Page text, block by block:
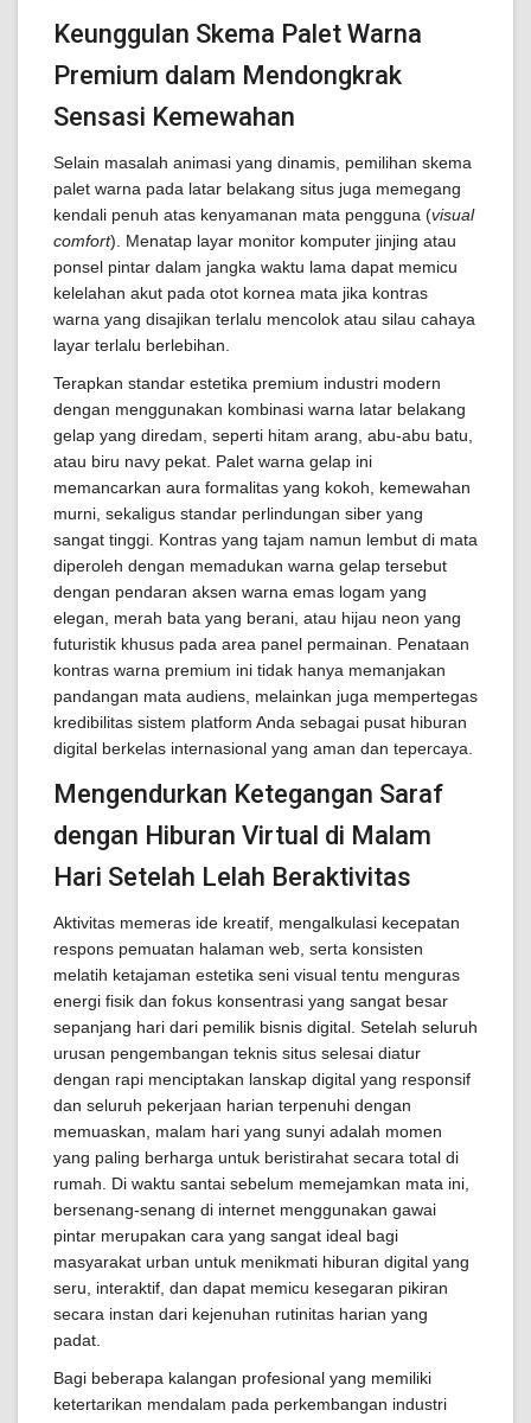
Keunggulan Skema Palet Warna
Premium dalam Mendongkrak
Sensasi Kemewahan
Selain masalah animasi yang dinamis, pemilihan skema
palet warna pada latar belakang situs juga memegang
kendali penuh atas kenyamanan mata pengguna (visual
comfort). Menatap layar monitor komputer jinjing atau
ponsel pintar dalam jangka waktu lama dapat memicu
kelelahan akut pada otot kornea mata jika kontras
warna yang disajikan terlalu mencolok atau silau cahaya
layar terlalu berlebihan.
Terapkan standar estetika premium industri modern
dengan menggunakan kombinasi warna latar belakang
gelap yang diredam, seperti hitam arang, abu-abu batu,
atau biru navy pekat. Palet warna gelap ini
memancarkan aura formalitas yang kokoh, kemewahan
murni, sekaligus standar perlindungan siber yang
sangat tinggi. Kontras yang tajam namun lembut di mata
diperoleh dengan memadukan warna gelap tersebut
dengan pendaran aksen warna emas logam yang
elegan, merah bata yang berani, atau hijau neon yang
futuristik khusus pada area panel permainan. Penataan
kontras warna premium ini tidak hanya memanjakan
pandangan mata audiens, melainkan juga mempertegas
kredibilitas sistem platform Anda sebagai pusat hiburan
digital berkelas internasional yang aman dan tepercaya.
Mengendurkan Ketegangan Saraf
dengan Hiburan Virtual di Malam
Hari Setelah Lelah Beraktivitas
Aktivitas memeras ide kreatif, mengalkulasi kecepatan
respons pemuatan halaman web, serta konsisten
melatih ketajaman estetika seni visual tentu menguras
energi fisik dan fokus konsentrasi yang sangat besar
sepanjang hari dari pemilik bisnis digital. Setelah seluruh
urusan pengembangan teknis situs selesai diatur
dengan rapi menciptakan lanskap digital yang responsif
dan seluruh pekerjaan harian terpenuhi dengan
memuaskan, malam hari yang sunyi adalah momen
yang paling berharga untuk beristirahat secara total di
rumah. Di waktu santai sebelum memejamkan mata ini,
bersenang-senang di internet menggunakan gawai
pintar merupakan cara yang sangat ideal bagi
masyarakat urban untuk menikmati hiburan digital yang
seru, interaktif, dan dapat memicu kesegaran pikiran
secara instan dari kejenuhan rutinitas harian yang
padat.
Bagi beberapa kalangan profesional yang memiliki
ketertarikan mendalam pada perkembangan industri